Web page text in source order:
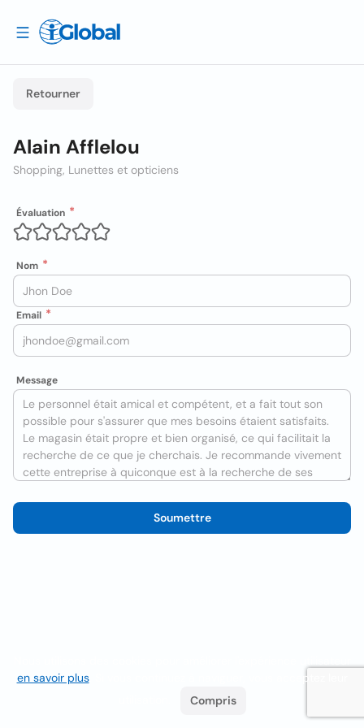
Retourner
Alain Afflelou
Shopping, Lunettes et opticiens
Évaluation
Nom
Email
Message
Soumettre
en savoir plus. Si vous continuez à naviguer, vous acceptez leur
Compris